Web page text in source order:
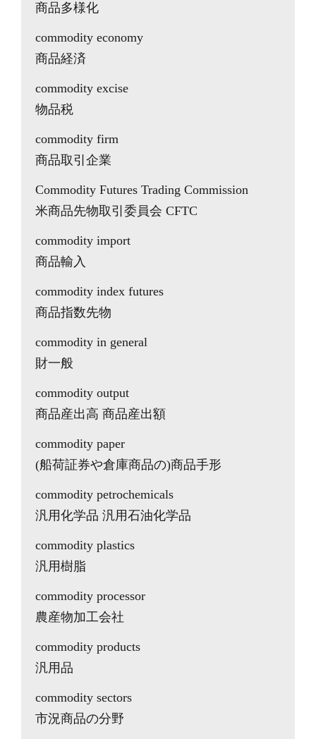
商品多様化
commodity economy
商品経済
commodity excise
物品税
commodity firm
商品取引企業
Commodity Futures Trading Commission
米商品先物取引委員会 CFTC
commodity import
商品輸入
commodity index futures
商品指数先物
commodity in general
財一般
commodity output
商品産出高 商品産出額
commodity paper
(船荷証券や倉庫商品の)商品手形
commodity petrochemicals
汎用化学品 汎用石油化学品
commodity plastics
汎用樹脂
commodity processor
農産物加工会社
commodity products
汎用品
commodity sectors
市況商品の分野